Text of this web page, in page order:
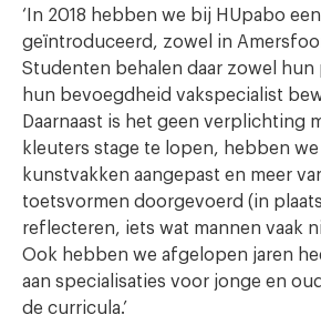
‘In 2018 hebben we bij HUpabo een
geïntroduceerd, zowel in
Studenten behalen daar zowel hun
hun bevoegdheid vakspecialist
Daarnaast is het geen verplichting
kleuters stage te lopen, hebben
kunstvakken aangepast en meer
toetsvormen doorgevoerd (in plaats
reflecteren, iets wat mannen vaak
Ook hebben we afgelopen jaren
aan specialisaties voor jonge en
de curricula.’